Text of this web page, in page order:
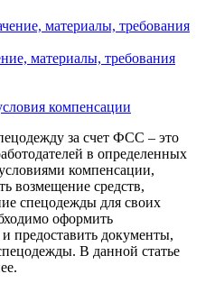
материалы, требования
компенсации
за счет ФСС – это
в определенных
компенсации,
возмещение средств,
спецодежды для своих
оформить
предоставить документы,
В данной статье